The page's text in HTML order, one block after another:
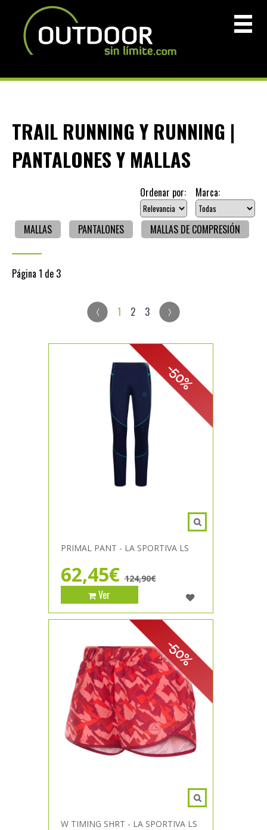
TRAIL RUNNING Y RUNNING |
PANTALONES Y MALLAS
Ordenar por: Marca:
MALLAS PANTALONES MALLAS DE COMPRESIÓN
Página 1 de 3
1 2 3
-50%
PRIMAL PANT - LA SPORTIVA LS
62,45€ 124,90€
Ver
-50%
W TIMING SHRT - LA SPORTIVA LS